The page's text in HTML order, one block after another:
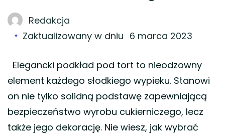
Redakcja
Zaktualizowany w dniu 6 marca 2023
Elegancki podkład pod tort to nieodzowny
element każdego słodkiego wypieku. Stanowi
on nie tylko solidną podstawę zapewniającą
bezpieczeństwo wyrobu cukierniczego, lecz
także jego dekorację. Nie wiesz, jak wybrać